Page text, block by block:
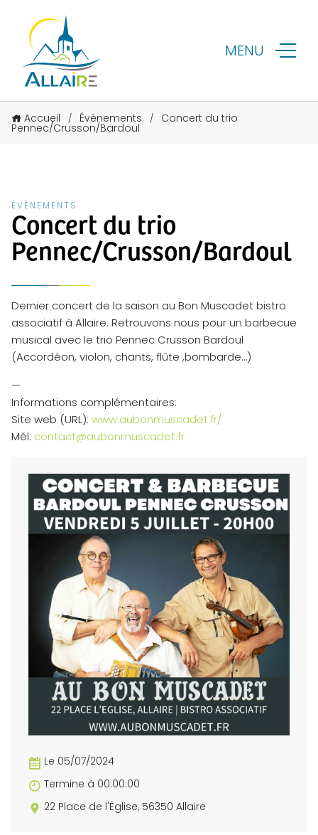
MENU
Accueil / Évènements / Concert du trio
Pennec/Crusson/Bardoul
ÉVÈNEMENTS
Concert du trio
Pennec/Crusson/Bardoul
Dernier concert de la saison au Bon Muscadet bistro
associatif à Allaire. Retrouvons nous pour un barbecue
musical avec le trio Pennec Crusson Bardoul
(Accordéon, violon, chants, flûte ,bombarde…)
—
Informations complémentaires:
Site web (URL): www.aubonmuscadet.fr/
Mél: contact@aubonmuscadet.fr
Le 05/07/2024
Termine à 00:00:00
22 Place de l'Église, 56350 Allaire